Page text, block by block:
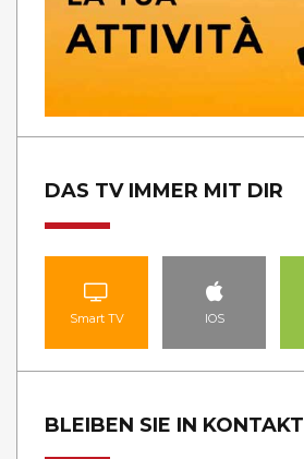
DAS TV IMMER MIT DIR
Smart TV IOS
BLEIBEN SIE IN KONTAKT